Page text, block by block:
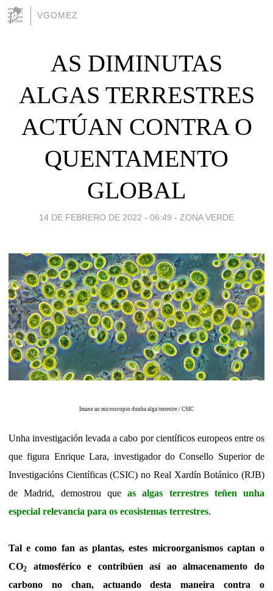
VGOMEZ
AS DIMINUTAS
ALGAS TERRESTRES
ACTÚAN CONTRA O
QUENTAMENTO
GLOBAL
14 DE FEBRERO DE 2022 - 06:49 - ZONA VERDE
Imaxe ao microscopio dunha alga terrestre / CSIC
Unha investigación levada a cabo por científicos europeos entre os
que figura Enrique Lara, investigador do Consello Superior de
Investigacións Científicas (CSIC) no Real Xardín Botánico (RJB)
de Madrid, demostrou que as algas terrestres teñen unha
especial relevancia para os ecosistemas terrestres.
Tal e como fan as plantas, estes microorganismos captan o
CO2
atmosférico e contribúen así ao almacenamento do
carbono no chan, actuando desta maneira contra o